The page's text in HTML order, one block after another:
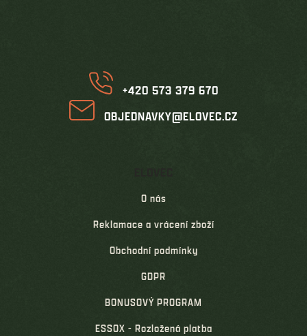
+420 573 379 670
OBJEDNAVKY@ELOVEC.CZ
O nás
Reklamace a vrácení zboží
Obchodní podmínky
GDPR
BONUSOVÝ PROGRAM
ESSOX - Rozložená platba